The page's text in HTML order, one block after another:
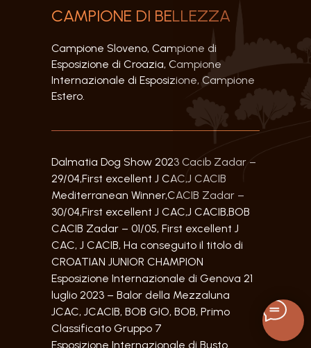
Campione Sloveno, Campione di
Esposizione di Croazia, Campione
Internazionale di Esposizione, Campione
Estero.
Dalmatia Dog Show 2023 Cacib Zadar –
29/04,First excellent J CAC,J CACIB
Mediterranean Winner,CACIB Zadar –
30/04,First excellent J CAC,J CACIB,BOB
CACIB Zadar – 01/05, First excellent J
CAC, J CACIB, Ha conseguito il titolo di
CROATIAN JUNIOR CHAMPION
Esposizione Internazionale di Genova 21
luglio 2023 – Balor della Mezzaluna
JCAC, JCACIB, BOB GIO, BOB, Primo
Classificato Gruppo 7
Esposizione Internazionale di Busto
CAMPIONE DI BELLEZZA